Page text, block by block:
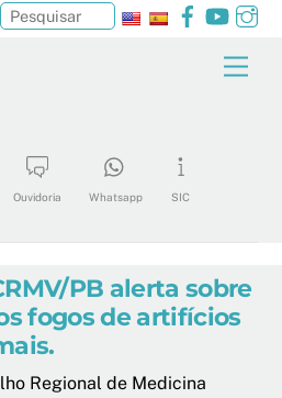
Facebook
Ouvidoria Whatsapp SIC
Pesquisar
PB alerta sobre
fogos de artifícios
Regional de Medicina